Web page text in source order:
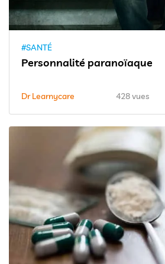
#SANTÉ
Personnalité paranoïaque
Dr Learnycare 428 vues